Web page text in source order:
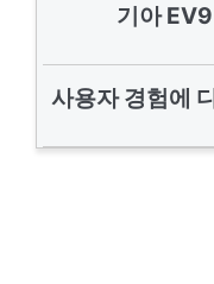
기아
사용자 경험에